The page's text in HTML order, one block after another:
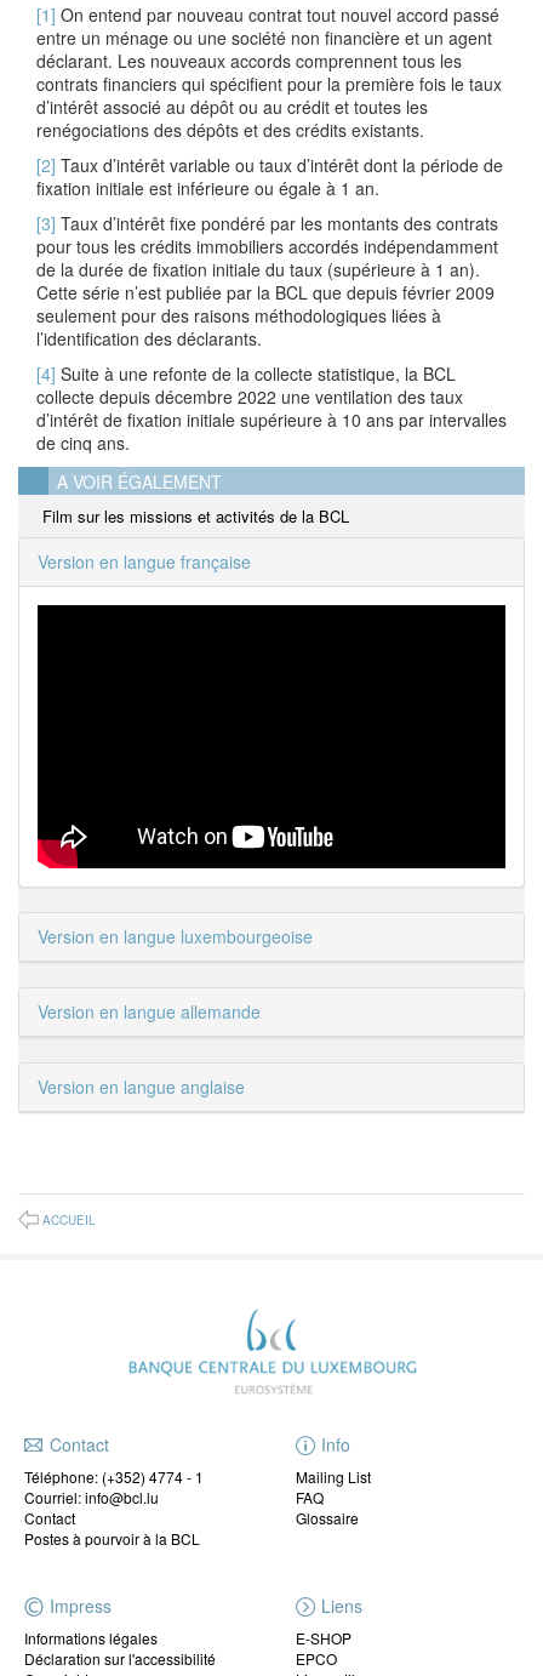
[1] On entend par nouveau contrat tout nouvel accord passé
entre un ménage ou une société non financière et un agent
déclarant. Les nouveaux accords comprennent tous les
contrats financiers qui spécifient pour la première fois le taux
d’intérêt associé au dépôt ou au crédit et toutes les
renégociations des dépôts et des crédits existants.
[2] Taux d’intérêt variable ou taux d’intérêt dont la période de
fixation initiale est inférieure ou égale à 1 an.
[3] Taux d’intérêt fixe pondéré par les montants des contrats
pour tous les crédits immobiliers accordés indépendamment
de la durée de fixation initiale du taux (supérieure à 1 an).
Cette série n’est publiée par la BCL que depuis février 2009
seulement pour des raisons méthodologiques liées à
l’identification des déclarants.
[4] Suite à une refonte de la collecte statistique, la BCL
collecte depuis décembre 2022 une ventilation des taux
d’intérêt de fixation initiale supérieure à 10 ans par intervalles
de cinq ans.
A VOIR ÉGALEMENT
Film sur les missions et activités de la BCL
Version en langue française
Version en langue luxembourgeoise
Version en langue allemande
Version en langue anglaise
ACCUEIL
Contact
Téléphone: (+352) 4774 - 1
Courriel: info@bcl.lu
Contact
Postes à pourvoir à la BCL
Info
Mailing List
FAQ
Glossaire
Impress
Informations légales
Déclaration sur l'accessibilité
Liens
E-SHOP
EPCO